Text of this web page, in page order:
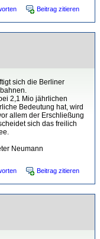
Beitrag zitieren
sich die Berliner
2,1 Mio jährlichen
Bedeutung hat, wird
allem der Erschließung
sich das freilich
Neumann
Beitrag zitieren